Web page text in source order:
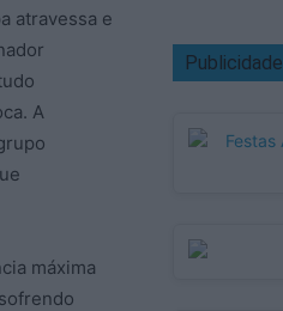
atravessa e
A
máxima
Publicidade